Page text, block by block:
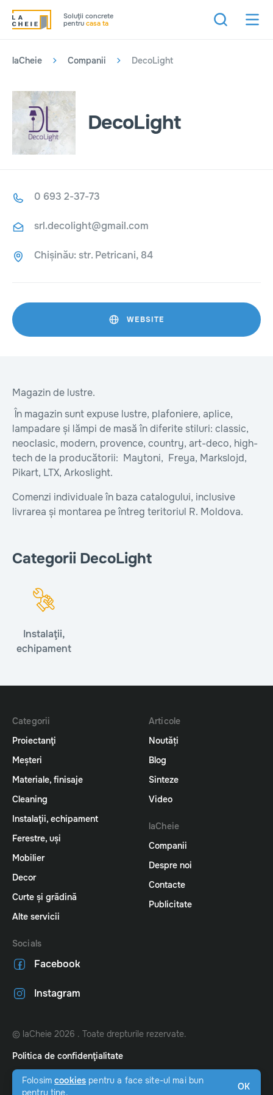
Soluţii concrete
pentru casa ta
laCheie Companii DecoLight
DecoLight
0 693 2-37-73
srl.decolight@gmail.com
Chișinău: str. Petricani, 84
WEBSITE
Magazin de lustre.
În magazin sunt expuse lustre, plafoniere, aplice,
lampadare și lămpi de masă în diferite stiluri: classic,
neoclasic, modern, provence, country, art-deco, high-
tech de la producătorii: Maytoni, Freya, Markslojd,
Pikart, LTX, Arkoslight.
Comenzi individuale în baza catalogului, inclusive
livrarea și montarea pe întreg teritoriul R. Moldova.
Categorii DecoLight
Instalaţii,
echipament
Categorii
Proiectanţi
Meșteri
Materiale, finisaje
Cleaning
Instalaţii, echipament
Ferestre, uși
Mobilier
Decor
Curte și grădină
Alte servicii
Articole
Noutăți
Blog
Sinteze
Video
laCheie
Companii
Despre noi
Contacte
Publicitate
Socials
Facebook
Instagram
© laCheie 2026 . Toate drepturile rezervate.
Politica de confidenţialitate
Website byamigo.studio
Folosimcookies pentru a face site-ul mai bun
pentru tine.
OK